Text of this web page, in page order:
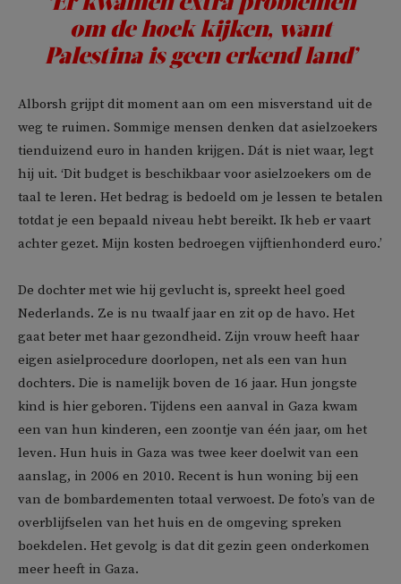
om de hoek kijken, want
Palestina is geen erkend land’
Alborsh grijpt dit moment aan om een misverstand uit de
weg te ruimen. Sommige mensen denken dat asielzoekers
tienduizend euro in handen krijgen. Dát is niet waar, legt
hij uit. ‘Dit budget is beschikbaar voor asielzoekers om de
taal te leren. Het bedrag is bedoeld om je lessen te betalen
totdat je een bepaald niveau hebt bereikt. Ik heb er vaart
achter gezet. Mijn kosten bedroegen vijftienhonderd euro.’
De dochter met wie hij gevlucht is, spreekt heel goed
Nederlands. Ze is nu twaalf jaar en zit op de havo. Het
gaat beter met haar gezondheid. Zijn vrouw heeft haar
eigen asielprocedure doorlopen, net als een van hun
dochters. Die is namelijk boven de 16 jaar. Hun jongste
kind is hier geboren. Tijdens een aanval in Gaza kwam
een van hun kinderen, een zoontje van één jaar, om het
leven. Hun huis in Gaza was twee keer doelwit van een
aanslag, in 2006 en 2010. Recent is hun woning bij een
van de bombardementen totaal verwoest. De foto’s van de
overblijfselen van het huis en de omgeving spreken
boekdelen. Het gevolg is dat dit gezin geen onderkomen
meer heeft in Gaza.